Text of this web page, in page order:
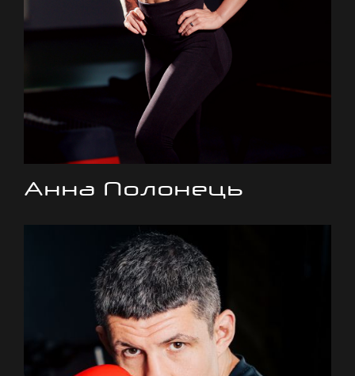
Анна Полонець